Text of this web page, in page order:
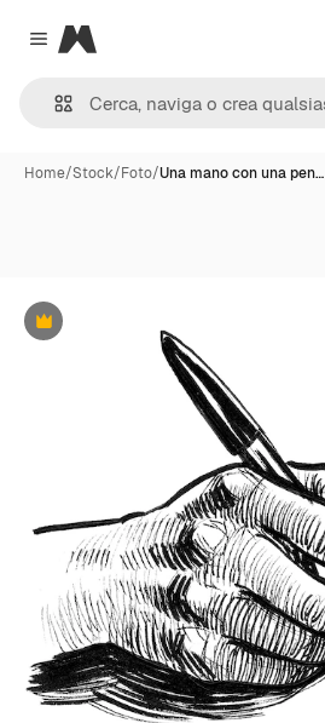
Close menu
Magnific
Home/Stock/Foto/Una mano con una pen…
Premium